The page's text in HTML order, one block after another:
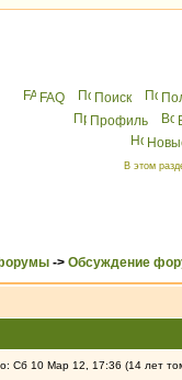
FAQ Поиск
Профиль
В этом
-> Обсуждение
Сб 10 Мар 12, 17:36 (14 лет